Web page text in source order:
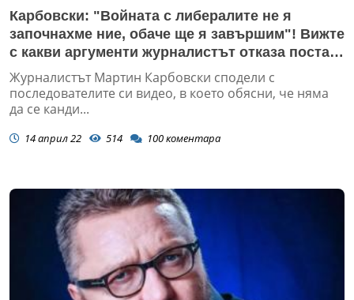
Карбовски: "Войната с либералите не я
започнахме ние, обаче ще я завършим"! Вижте
с какви аргументи журналистът отказа поста в
СЕМ!
Журналистът Мартин Карбовски сподели с
последователите си видео, в което обясни, че няма
да се канди...
14 април 22 514 100коментара